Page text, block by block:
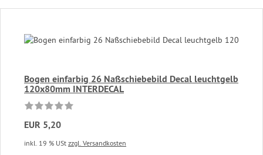
Bogen einfarbig 26 Naßschiebebild Decal leuchtgelb
120x80mm INTERDECAL
EUR 5,20
inkl. 19 % USt zzgl. Versandkosten